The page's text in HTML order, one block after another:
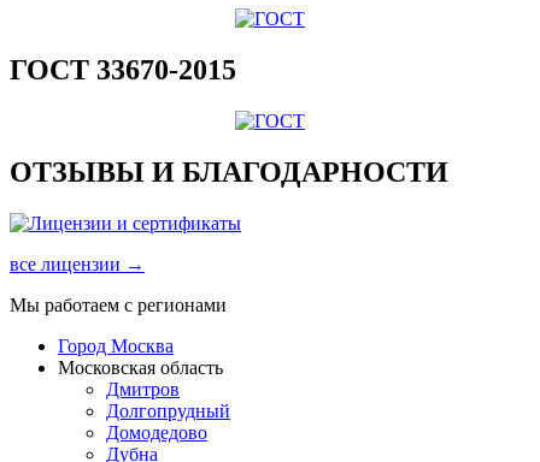
ГОСТ 33670-2015
ОТЗЫВЫ И БЛАГОДАРНОСТИ
все лицензии →
Мы работаем с регионами
Город Москва
Московская область
Дмитров
Долгопрудный
Домодедово
Дубна